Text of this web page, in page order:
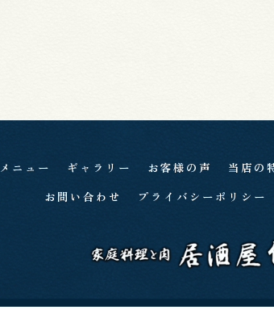
メニュー ギャラリー お客様の声 当店の
お問い合わせ
プライバシーポリシー